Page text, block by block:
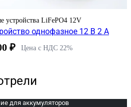
устройства LiFePO4 12V
однофазное 12 В 2 А
₽ Цена с НДС 22%
для аккумуляторов